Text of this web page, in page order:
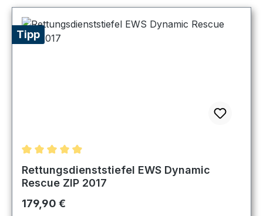
Tipp
Durchschnittliche Bewertung von 4.89 von 5 Sternen
Rettungsdienststiefel EWS Dynamic
Rescue ZIP 2017
Regulärer Preis:
179,90 €